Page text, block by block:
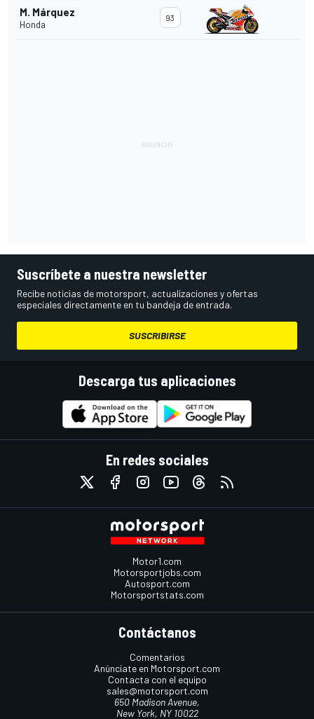
M. Márquez
Honda
93
Suscríbete a nuestra newsletter
Recibe noticias de motorsport, actualizaciones y ofertas
especiales directamente en tu bandeja de entrada.
SUSCRIBIRSE
Descarga tus aplicaciones
En redes sociales
Motor1.com
Motorsportjobs.com
Autosport.com
Motorsportstats.com
Contáctanos
Comentarios
Anúnciate en Motorsport.com
Contacta con el equipo
sales@motorsport.com
650 Madison Avenue,
New York, NY 10022